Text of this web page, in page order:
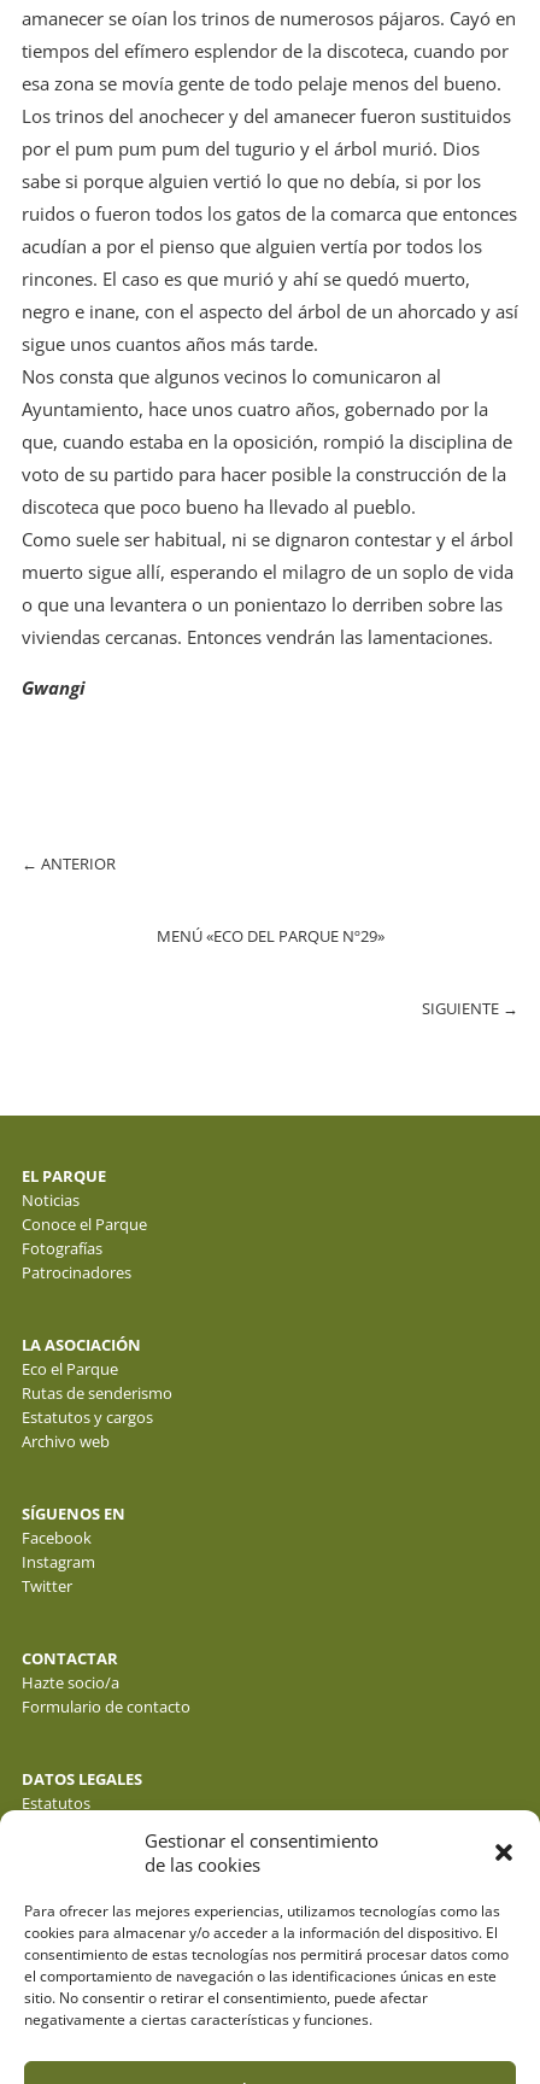
Gestionar el consentimiento
de las cookies
Para ofrecer las mejores experiencias, utilizamos tecnologías como las
cookies para almacenar y/o acceder a la información del dispositivo. El
consentimiento de estas tecnologías nos permitirá procesar datos como
el comportamiento de navegación o las identificaciones únicas en este
sitio. No consentir o retirar el consentimiento, puede afectar
negativamente a ciertas características y funciones.
amanecer se oían los trinos de numerosos pájaros. Cayó en
tiempos del efímero esplendor de la discoteca, cuando por
esa zona se movía gente de todo pelaje menos del bueno.
Los trinos del anochecer y del amanecer fueron sustituidos
por el pum pum pum del tugurio y el árbol murió. Dios
sabe si porque alguien vertió lo que no debía, si por los
ruidos o fueron todos los gatos de la comarca que entonces
acudían a por el pienso que alguien vertía por todos los
rincones. El caso es que murió y ahí se quedó muerto,
negro e inane, con el aspecto del árbol de un ahorcado y así
sigue unos cuantos años más tarde.
Nos consta que algunos vecinos lo comunicaron al
Ayuntamiento, hace unos cuatro años, gobernado por la
que, cuando estaba en la oposición, rompió la disciplina de
voto de su partido para hacer posible la construcción de la
discoteca que poco bueno ha llevado al pueblo.
Como suele ser habitual, ni se dignaron contestar y el árbol
muerto sigue allí, esperando el milagro de un soplo de vida
o que una levantera o un ponientazo lo derriben sobre las
viviendas cercanas. Entonces vendrán las lamentaciones.
Gwangi
← ANTERIOR
MENÚ «ECO DEL PARQUE Nº29»
SIGUIENTE →
EL PARQUE
Noticias
Conoce el Parque
Fotografías
Patrocinadores
LA ASOCIACIÓN
Eco el Parque
Rutas de senderismo
Estatutos y cargos
Archivo web
SÍGUENOS EN
Facebook
Instagram
Twitter
CONTACTAR
Hazte socio/a
Formulario de contacto
DATOS LEGALES
Estatutos
Política de cookies